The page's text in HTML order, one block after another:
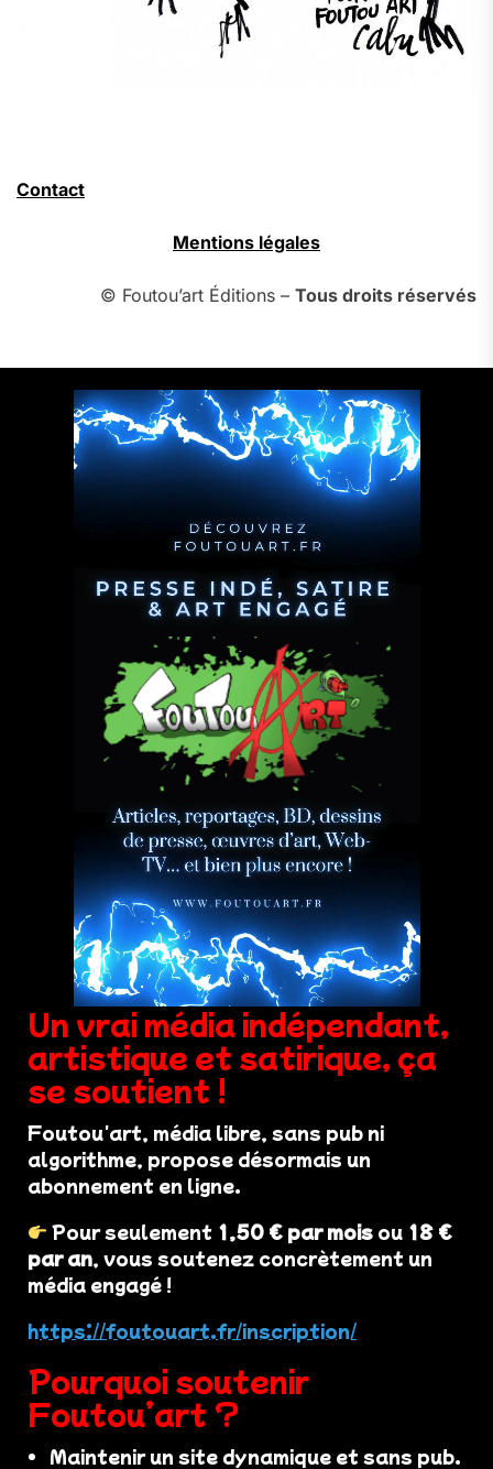
Contact
Mentions légales
© Foutou’art Éditions – Tous droits réservés
Un vrai média indépendant,
artistique et satirique, ça
se soutient !
Foutou'art, média libre, sans pub ni
algorithme, propose désormais un
abonnement en ligne.
Pour seulement 1,50 € par mois ou 18 €
par an, vous soutenez concrètement un
média engagé !
https://foutouart.fr/inscription/
Pourquoi soutenir
Foutou’art ?
Maintenir un site dynamique et sans pub.